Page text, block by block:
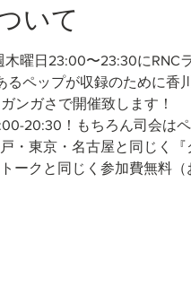
いて
曜日23:00〜23:30にRNC
るペップが収録のために香
ンガさで開催致します！
20:30！もちろん司会は
・東京・名古屋と同じく『
ークと同じく参加費無料（